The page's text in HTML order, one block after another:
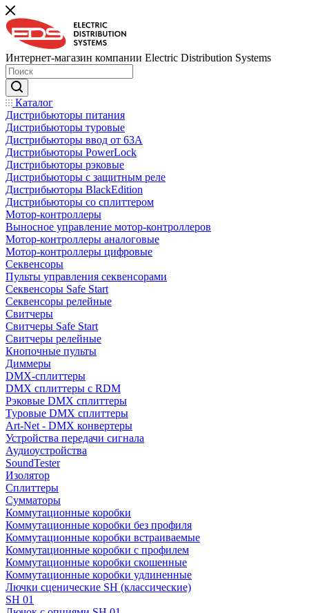
Интернет-магазин компании Electric Distribution Systems
Каталог
Дистрибьюторы питания
Дистрибьюторы туровые
Дистрибьюторы ввод от 63A
Дистрибьюторы PowerLock
Дистрибьюторы рэковые
Дистрибьюторы с защитным реле
Дистрибьюторы BlackEdition
Дистрибьюторы со сплиттером
Мотор-контроллеры
Выносное управление мотор-контроллеров
Мотор-контроллеры аналоговые
Мотор-контроллеры цифровые
Секвенсоры
Пульты управления секвенсорами
Секвенсоры Safe Start
Секвенсоры релейные
Свитчеры
Свитчеры Safe Start
Свитчеры релейные
Кнопочные пульты
Диммеры
DMX-сплиттеры
DMX сплиттеры с RDM
Рэковые DMX сплиттеры
Туровые DMX сплиттеры
Art-Net - DMX конвертеры
Устройства передачи сигнала
Аудиоустройства
SoundTester
Изолятор
Сплиттеры
Сумматоры
Коммутационные коробки
Коммутационные коробки без профиля
Коммутационные коробки встраиваемые
Коммутационные коробки с профилем
Коммутационные коробки скошенные
Коммутационные коробки удлиненные
Лючки сценические SH (классические)
SH 01